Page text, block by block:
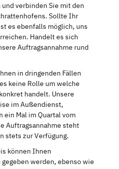
verbinden Sie mit den
Sollte Ihr
es ebenfalls möglich, uns
Handelt es sich
Auftragsannahme rund
in dringenden Fällen
keine Rolle um welche
handelt. Unsere
im Außendienst,
ein Mal im Quartal vom
Auftragsannahme steht
stets zur Verfügung.
können Ihnen
werden, ebenso wie